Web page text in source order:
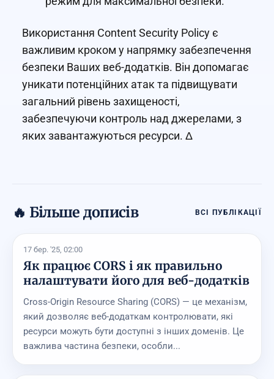
Використання Content Security Policy є
важливим кроком у напрямку забезпечення
безпеки Ваших веб-додатків. Він допомагає
уникати потенційних атак та підвищувати
загальний рівень захищеності,
забезпечуючи контроль над джерелами, з
яких завантажуються ресурси. Δ
🔥 Більше дописів ВСІ ПУБЛІКАЦІЇ
17 бер. '25, 02:00
Як працює CORS і як правильно
налаштувати його для веб-додатків
Cross-Origin Resource Sharing (CORS) — це механізм,
який дозволяє веб-додаткам контролювати, які
ресурси можуть бути доступні з інших доменів. Це
важлива частина безпеки, особли...